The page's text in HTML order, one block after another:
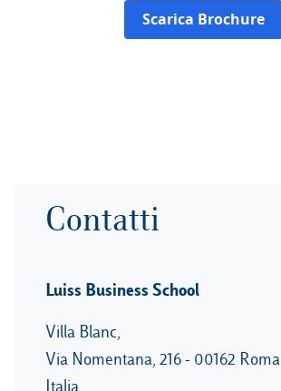
Scarica Brochure
Contatti
Luiss Business School
Villa Blanc,
Via Nomentana, 216 - 00162 Roma
Italia